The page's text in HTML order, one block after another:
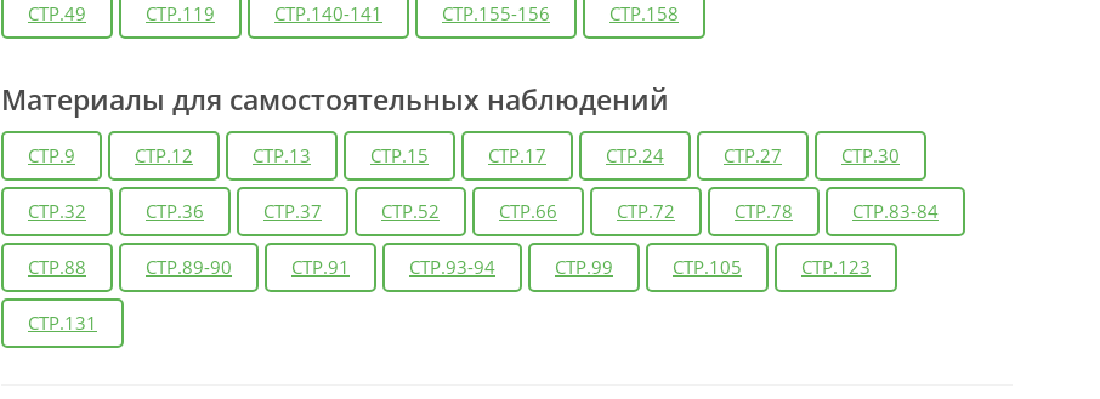
СТР.49 СТР.119 СТР.140-141 СТР.155-156 СТР.158
Материалы для самостоятельных наблюдений
СТР.9 СТР.12 СТР.13 СТР.15 СТР.17 СТР.24 СТР.27 СТР.30
СТР.32 СТР.36 СТР.37 СТР.52 СТР.66 СТР.72 СТР.78 СТР.83-84
СТР.88 СТР.89-90 СТР.91 СТР.93-94 СТР.99 СТР.105 СТР.123
СТР.131